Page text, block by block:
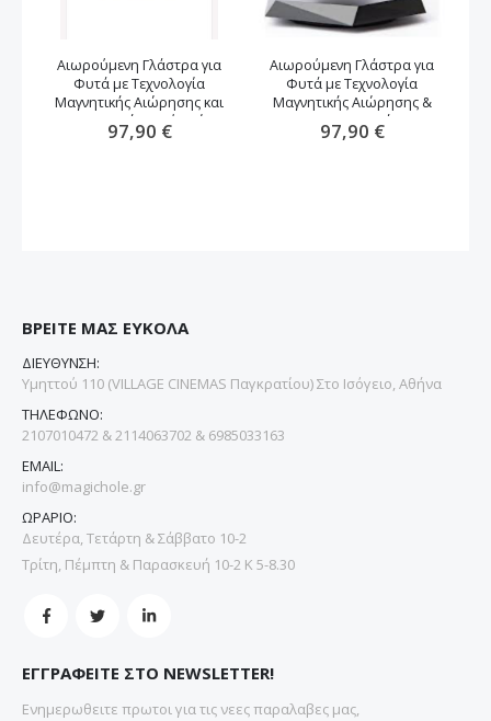
Αιωρούμενη Γλάστρα για
Φυτά με Τεχνολογία
Μαγνητικής Αιώρησης και
Περιστροφή -καφέ χρώμα
97,90 €
Αιωρούμενη Γλάστρα για
Φυτά με Τεχνολογία
Μαγνητικής Αιώρησης &
Περιστροφή
97,90 €
ΒΡΕΙΤΕ ΜΑΣ ΕΥΚΟΛΑ
ΔΙΕΥΘΥΝΣΗ:
Υμηττού 110 (VILLAGE CINEMAS Παγκρατίου) Στο Ισόγειο, Αθήνα
ΤΗΛΕΦΩΝΟ:
2107010472 & 2114063702 & 6985033163
EMAIL:
info@magichole.gr
ΩΡΑΡΙΟ:
Δευτέρα, Τετάρτη & Σάββατο 10-2
Τρίτη, Πέμπτη & Παρασκευή 10-2 Κ 5-8.30
ΕΓΓΡΑΦΕΙΤΕ ΣΤΟ NEWSLETTER!
Ενημερωθειτε πρωτοι για τις νεες παραλαβες μας,